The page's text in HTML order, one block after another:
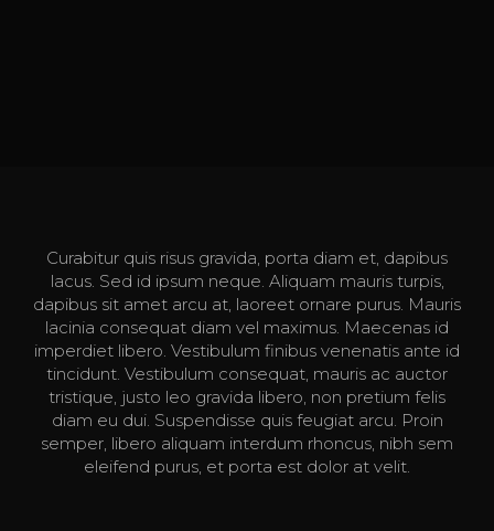
Curabitur quis risus gravida, porta diam et, dapibus
lacus. Sed id ipsum neque. Aliquam mauris turpis,
dapibus sit amet arcu at, laoreet ornare purus. Mauris
lacinia consequat diam vel maximus. Maecenas id
imperdiet libero. Vestibulum finibus venenatis ante id
tincidunt. Vestibulum consequat, mauris ac auctor
tristique, justo leo gravida libero, non pretium felis
diam eu dui. Suspendisse quis feugiat arcu. Proin
semper, libero aliquam interdum rhoncus, nibh sem
eleifend purus, et porta est dolor at velit.